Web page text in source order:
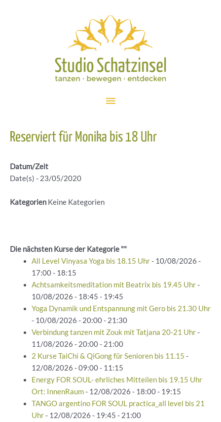
Hauptmenü
Reserviert für Monika bis 18 Uhr
Datum/Zeit
Date(s) - 23/05/2020
Kategorien Keine Kategorien
Die nächsten Kurse der Kategorie ""
All Level Vinyasa Yoga bis 18.15 Uhr- 10/08/2026 -
17:00 - 18:15
Achtsamkeitsmeditation mit Beatrix bis 19.45 Uhr-
10/08/2026 - 18:45 - 19:45
Yoga Dynamik und Entspannung mit Gero bis 21.30 Uhr
- 10/08/2026 - 20:00 - 21:30
Verbindung tanzen mit Zouk mit Tatjana 20-21 Uhr-
11/08/2026 - 20:00 - 21:00
2 Kurse TaiChi & QiGong für Senioren bis 11.15 -
12/08/2026 - 09:00 - 11:15
Energy FOR SOUL- ehrliches Mitteilen bis 19.15 Uhr
Ort: InnenRaum- 12/08/2026 - 18:00 - 19:15
TANGO argentino FOR SOUL practica_all level bis 21
Uhr- 12/08/2026 - 19:45 - 21:00